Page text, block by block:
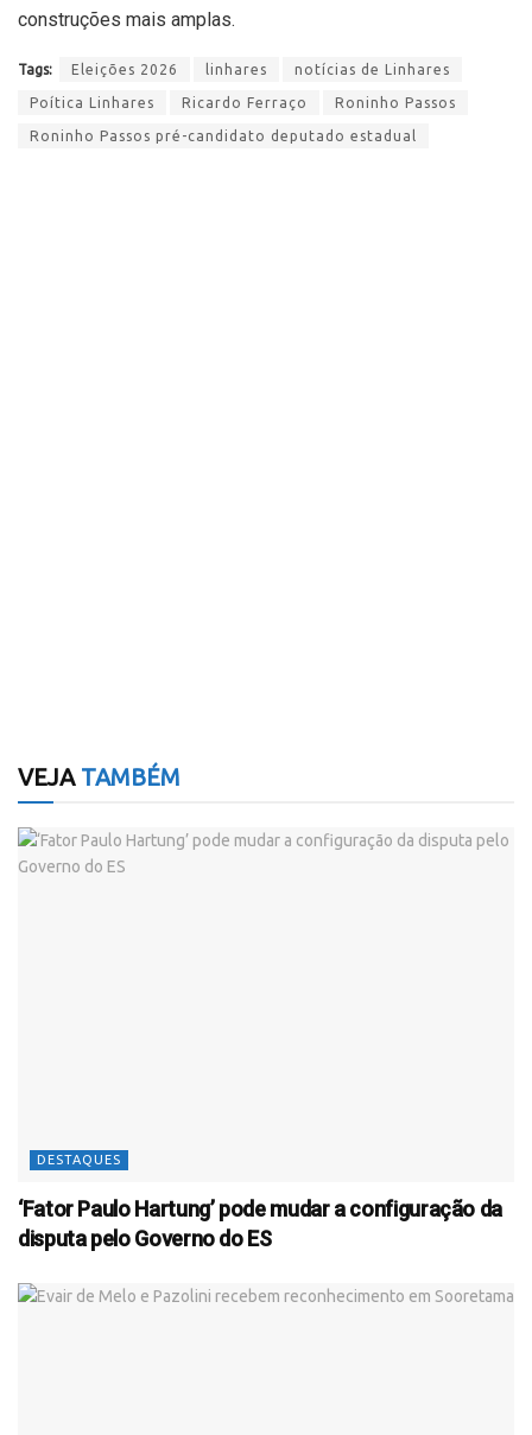
construções mais amplas.
Tags: Eleições 2026 linhares notícias de Linhares
Poítica Linhares Ricardo Ferraço Roninho Passos
Roninho Passos pré-candidato deputado estadual
VEJATAMBÉM
DESTAQUES
‘Fator Paulo Hartung’ pode mudar a configuração da
disputa pelo Governo do ES